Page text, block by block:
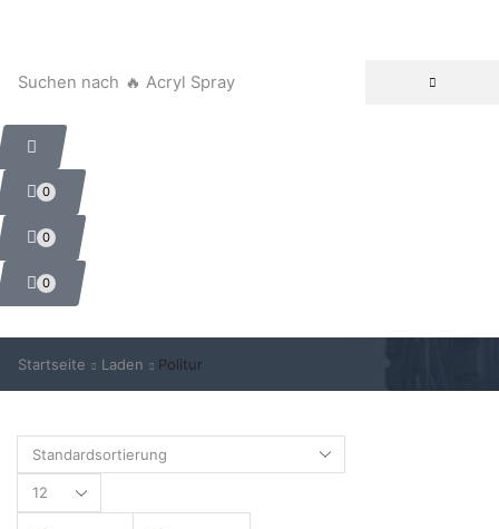
Suchen nach 🔥 Acryl Spray
0
0
0
Startseite Laden Politur